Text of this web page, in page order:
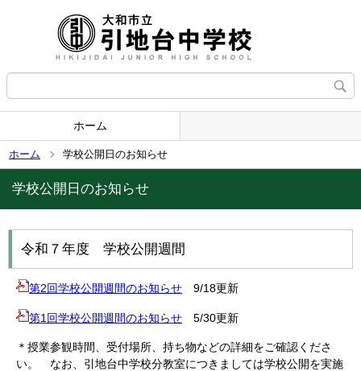
ホーム
ホーム 学校公開日のお知らせ
学校公開日のお知らせ
令和７年度 学校公開週間
第2回学校公開週間のお知らせ 9/18更新
第1回学校公開週間のお知らせ 5/30更新
＊授業参観時間、受付場所、 持ち物などの詳細をご確認くださ
い。
なお、引地台中学校分教室につきましては学校公開を実施